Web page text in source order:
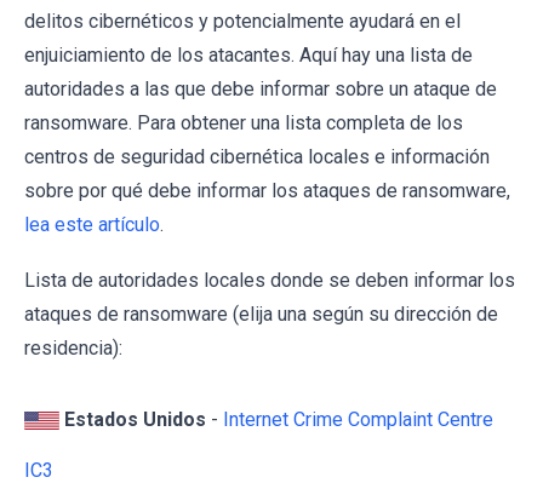
delitos cibernéticos y potencialmente ayudará en el
enjuiciamiento de los atacantes. Aquí hay una lista de
autoridades a las que debe informar sobre un ataque de
ransomware. Para obtener una lista completa de los
centros de seguridad cibernética locales e información
sobre por qué debe informar los ataques de ransomware,
lea este artículo.
Lista de autoridades locales donde se deben informar los
ataques de ransomware (elija una según su dirección de
residencia):
Estados Unidos - Internet Crime Complaint Centre
IC3